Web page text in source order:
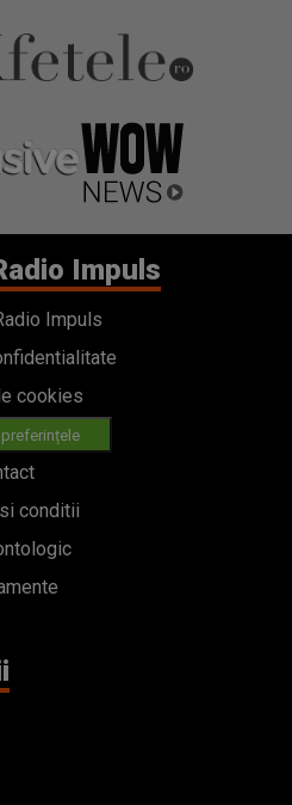
Impuls
Impuls
cookies
conditii